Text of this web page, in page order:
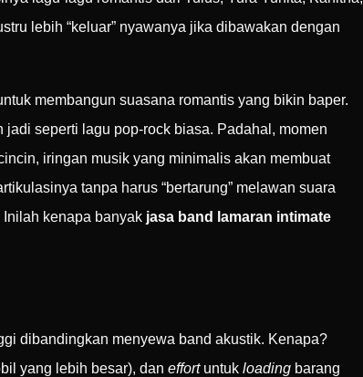
lebih “keluar” nyawanya jika dibawakan dengan
membangun suasana romantis yang bikin baper.
seperti lagu pop-rock biasa. Padahal, momen
iringan musik yang minimalis akan membuat
tanpa harus “bertarung” melawan suara
kenapa banyak jasa band lamaran intimate
dibandingkan menyewa band akustik. Kenapa?
yang lebih besar), dan effortuntuk loading barang